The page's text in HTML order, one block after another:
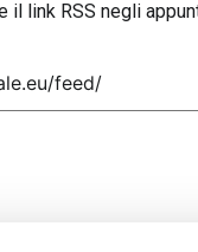
il link RSS negli